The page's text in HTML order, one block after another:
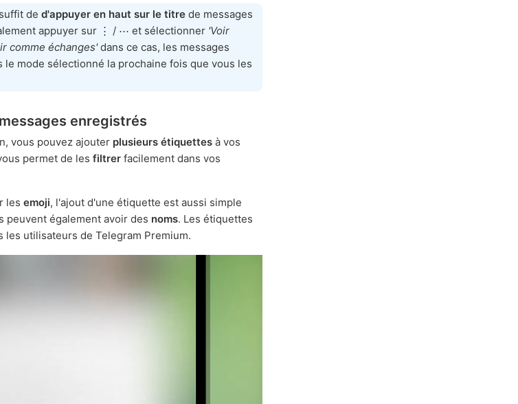
de d'appuyer en haut sur le titre de messages
appuyer sur ⋮ / ⋯ et sélectionner 'Voir
comme échanges'dans ce cas, les messages
mode sélectionné la prochaine fois que vous les
enregistrés
vous pouvez ajouter plusieurs étiquettes à vos
permet de les filtrer facilement dans vos
les emoji, l'ajout d'une étiquette est aussi simple
peuvent également avoir des noms. Les étiquettes
utilisateurs de Telegram Premium.